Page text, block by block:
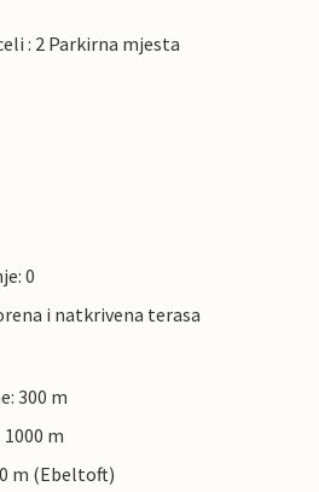
: 2 Parkirna mjesta
0
i natkrivena terasa
300 m
m
m (Ebeltoft)